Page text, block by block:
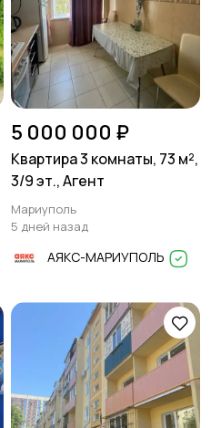
5 000 000 ₽
Квартира 3 комнаты, 73 м²,
3/9 эт., Агент
Мариуполь
5 дней назад
АЯКС-МАРИУПОЛЬ